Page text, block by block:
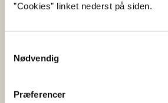
”Cookies” linket nederst på siden.
Nødvendig
Præferencer
Kontrol med pesticider bliver
af Miljøstyrelsen.